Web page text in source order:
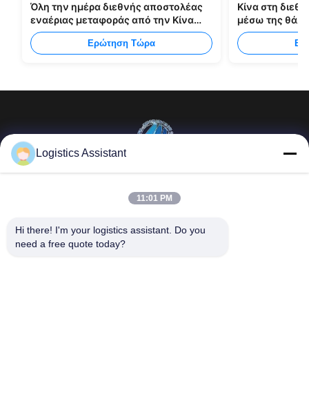
Όλη την ημέρα διεθνής αποστολέας
εναέριας μεταφοράς από την Κίνα
στη Μανίλα
Ερώτηση Τώρα
Κίνα στη
μέσω της
Επέλεξέ μας και δε θα μας ξεχάσεις ποτέ.
σύνδεσμοι
Logistics Assistant
11:01 PM
Hi there! I'm your logistics assistant. Do you
need a free quote today?